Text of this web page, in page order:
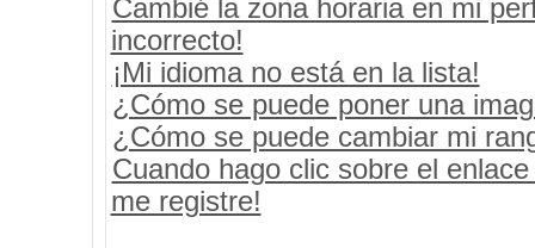
Cambié la zona horaria en mi
incorrecto!
¡Mi idioma no está en la lista!
¿Cómo se puede poner una
¿Cómo se puede cambiar mi
Cuando hago clic sobre el
me registre!